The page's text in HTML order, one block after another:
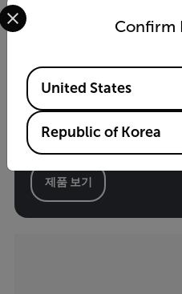
G343
이산화탄소(CO)용 광학 가
라
제품 보기
Confirm
Select your preferred
Available Locations
United States
Republic of Korea